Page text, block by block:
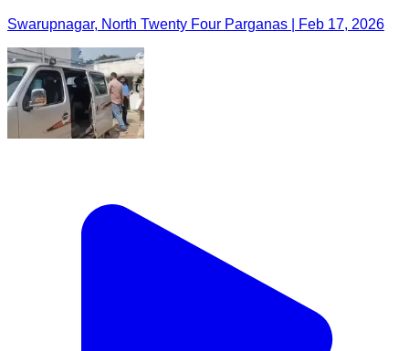
Swarupnagar, North Twenty Four Parganas | Feb 17, 2026